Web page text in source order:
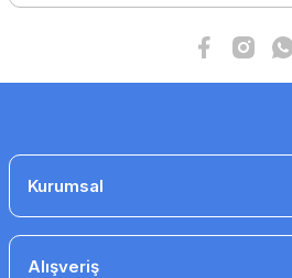
Kurumsal
Alışveriş